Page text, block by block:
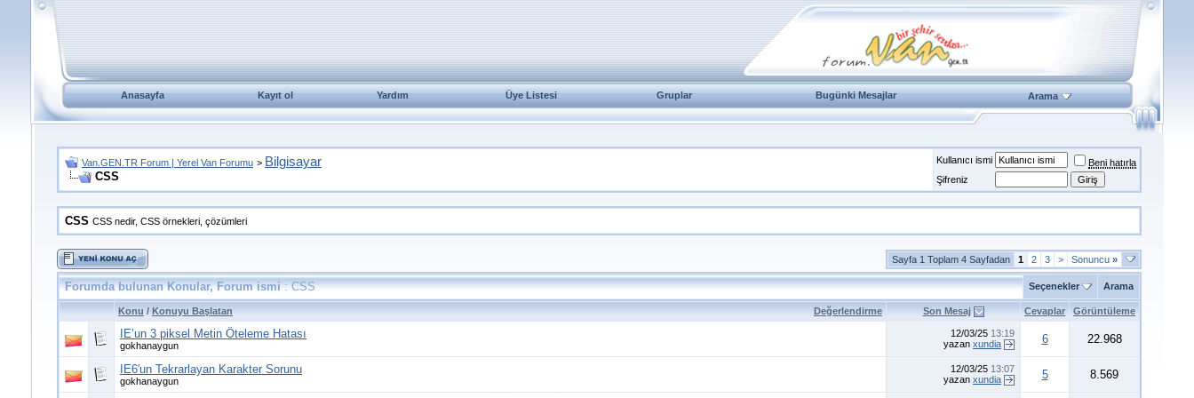
Anasayfa Kayıt ol Yardım Üye Listesi Gruplar Bugünki Mesajlar Arama
Van.GEN.TR Forum | Yerel Van Forumu > Bilgisayar
CSS
Kullanıcı ismi
Beni hatırla
Şifreniz
CSS CSS nedir, CSS örnekleri, çözümleri
Sayfa 1 Toplam 4 Sayfadan 1 2 3 > Sonuncu »
Forumda bulunan Konular, Forum ismi: CSS Seçenekler Arama
Değerlendirme
Konu / Konuyu Başlatan Son Mesaj Cevaplar Görüntüleme
IE’un 3 piksel Metin Öteleme Hatası
gokhanaygun
12/03/25 13:19
yazan xundia 6 22.968
IE6′un Tekrarlayan Karakter Sorunu
gokhanaygun
12/03/25 13:07
yazan xundia 5 8.569